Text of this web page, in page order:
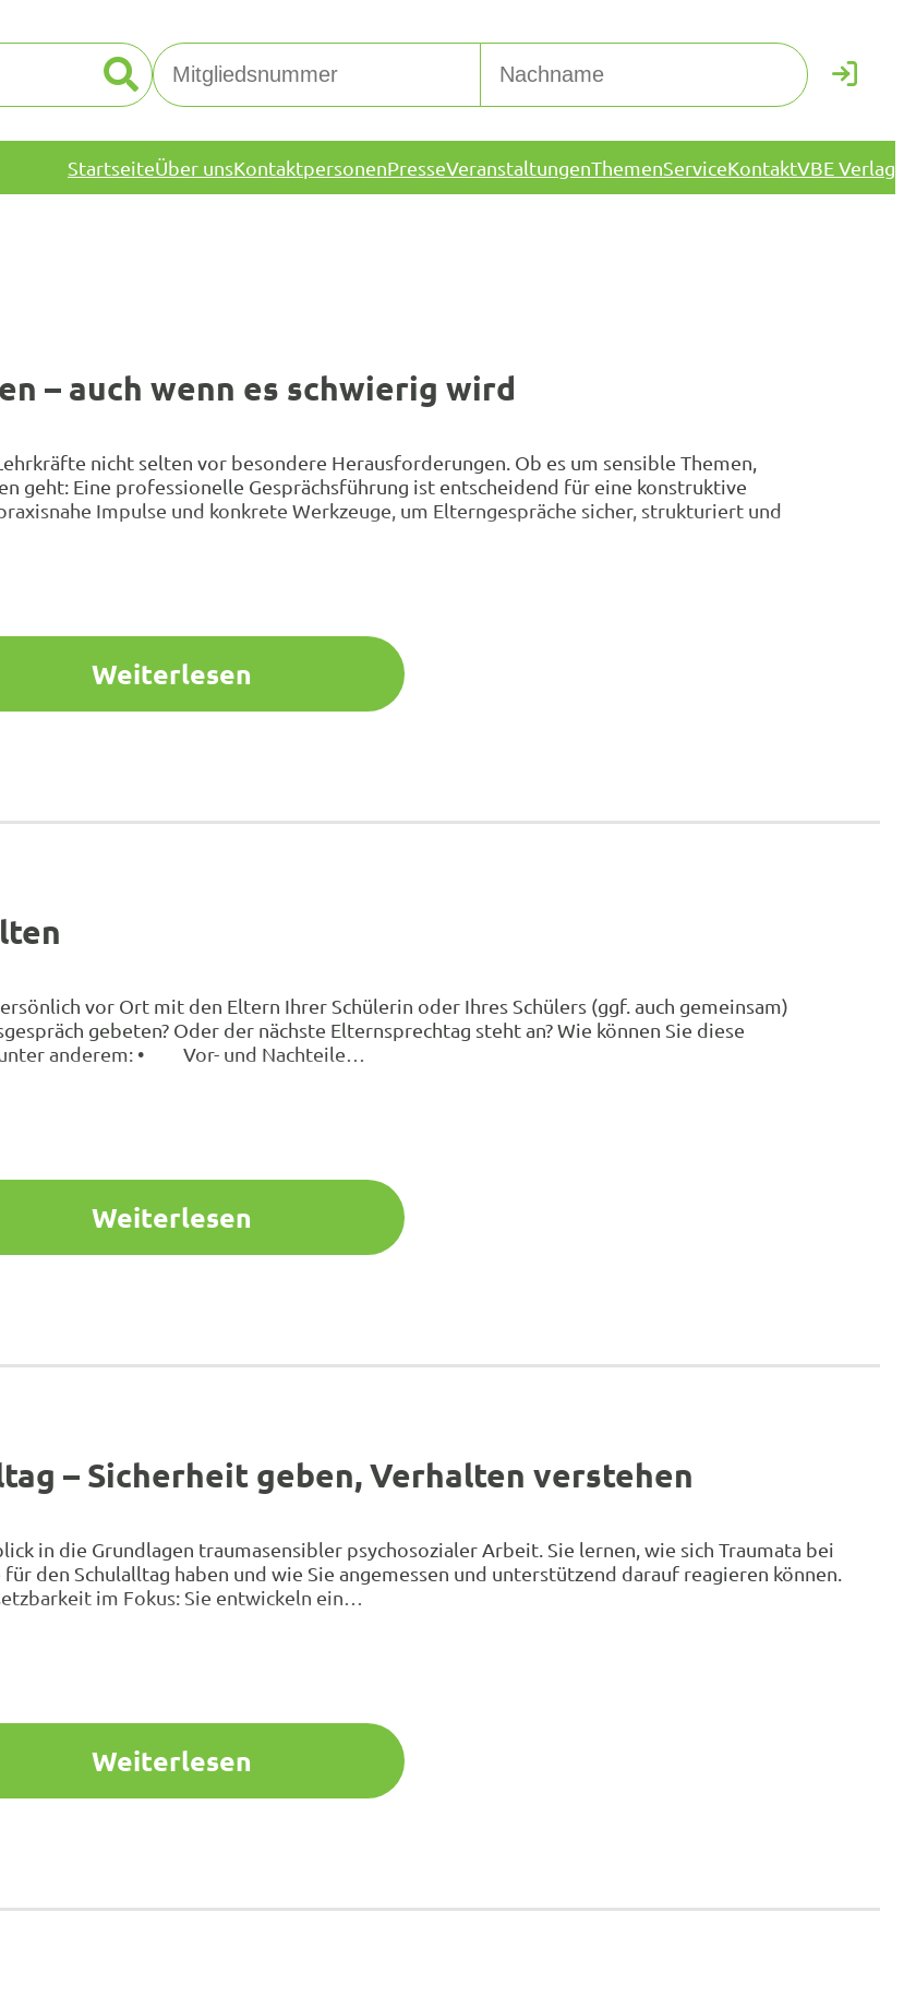
StartseiteÜber unsKontaktpersonenPresseVeranstaltungenThemenServiceKontaktVBE Verlag
– auch wenn es schwierig wird
nicht selten vor besondere Herausforderungen. Ob es um sensible Themen,
geht: Eine professionelle Gesprächsführung ist entscheidend für eine konstruktive
Impulse und konkrete Werkzeuge, um Elterngespräche sicher, strukturiert und
Weiterlesen
vor Ort mit den Eltern Ihrer Schülerin oder Ihres Schülers (ggf. auch gemeinsam)
gebeten? Oder der nächste Elternsprechtag steht an? Wie können Sie diese
unter anderem: • Vor- und Nachteile…
Weiterlesen
– Sicherheit geben, Verhalten verstehen
in die Grundlagen traumasensibler psychosozialer Arbeit. Sie lernen, wie sich Traumata bei
den Schulalltag haben und wie Sie angemessen und unterstützend darauf reagieren können.
im Fokus: Sie entwickeln ein…
Weiterlesen